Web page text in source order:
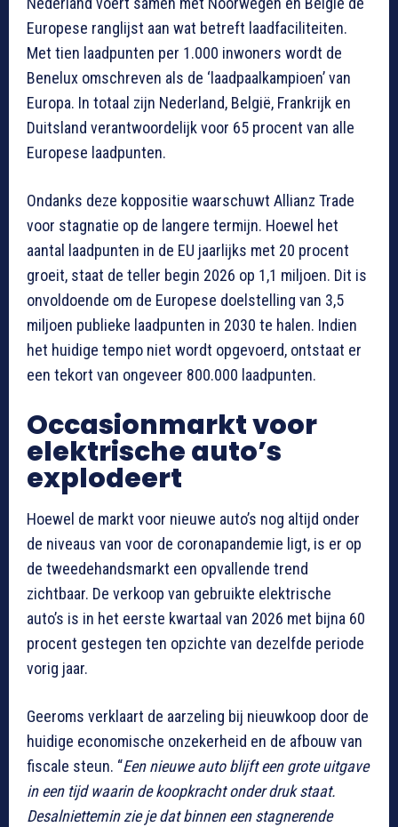
Europese ranglijst aan wat betreft laadfaciliteiten.
Met tien laadpunten per 1.000 inwoners wordt de
Benelux omschreven als de ‘laadpaalkampioen’ van
Europa. In totaal zijn Nederland, België, Frankrijk en
Duitsland verantwoordelijk voor 65 procent van alle
Europese laadpunten.
Ondanks deze koppositie waarschuwt Allianz Trade
voor stagnatie op de langere termijn. Hoewel het
aantal laadpunten in de EU jaarlijks met 20 procent
groeit, staat de teller begin 2026 op 1,1 miljoen. Dit is
onvoldoende om de Europese doelstelling van 3,5
miljoen publieke laadpunten in 2030 te halen. Indien
het huidige tempo niet wordt opgevoerd, ontstaat er
een tekort van ongeveer 800.000 laadpunten.
Occasionmarkt voor
elektrische auto’s
explodeert
Hoewel de markt voor nieuwe auto’s nog altijd onder
de niveaus van voor de coronapandemie ligt, is er op
de tweedehandsmarkt een opvallende trend
zichtbaar. De verkoop van gebruikte elektrische
auto’s is in het eerste kwartaal van 2026 met bijna 60
procent gestegen ten opzichte van dezelfde periode
vorig jaar.
Geeroms verklaart de aarzeling bij nieuwkoop door de
huidige economische onzekerheid en de afbouw van
fiscale steun. “Een nieuwe auto blijft een grote uitgave
in een tijd waarin de koopkracht onder druk staat.
Desalniettemin zie je dat binnen een stagnerende